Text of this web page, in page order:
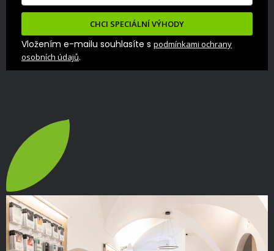
CHCI SPECIÁLNÍ VÝHODY
Vložením e-mailu souhlasíte s podmínkami ochrany
osobních údajů.